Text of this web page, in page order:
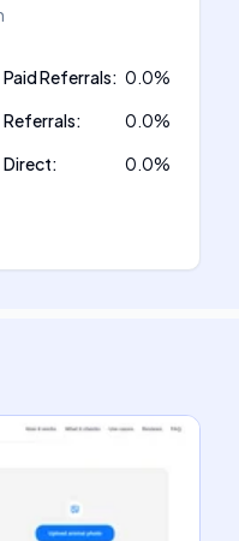
Paid Referrals: 0.0%
Referrals: 0.0%
Direct: 0.0%